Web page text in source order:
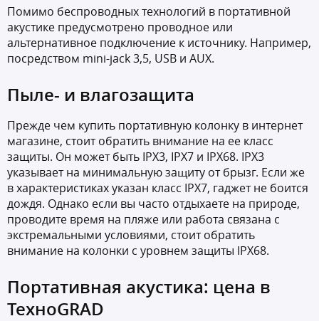
Помимо беспроводных технологий в портативной
акустике предусмотрено проводное или
альтернативное подключение к источнику. Например,
посредством mini-jack 3,5, USB и AUX.
Пыле- и влагозащита
Прежде чем купить портативную колонку в интернет
магазине, стоит обратить внимание на ее класс
защиты. Он может быть IPX3, IPX7 и IPX68. IPX3
указывает на минимальную защиту от брызг. Если же
в характеристиках указан класс IPX7, гаджет не боится
дождя. Однако если вы часто отдыхаете на природе,
проводите время на пляже или работа связана с
экстремальными условиями, стоит обратить
внимание на колонки с уровнем защиты IPX68.
Портативная акустика: цена в
ТехноGRAD